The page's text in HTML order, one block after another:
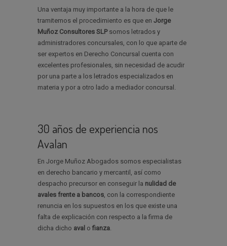
Una ventaja muy importante a la hora de que le
tramitemos el procedimiento es que en Jorge
Muñoz Consultores SLP somos letrados y
administradores concursales, con lo que aparte de
ser expertos en Derecho Concursal cuenta con
excelentes profesionales, sin necesidad de acudir
por una parte a los letrados especializados en
materia y por a otro lado a mediador concursal.
30 años de experiencia nos
Avalan
En Jorge Muñoz Abogados somos especialistas
en derecho bancario y mercantil, así como
despacho precursor en conseguir la nulidad de
avales frente a bancos , con la correspondiente
renuncia en los supuestos en los que existe una
falta de explicación con respecto a la firma de
dicha dicho aval o fianza